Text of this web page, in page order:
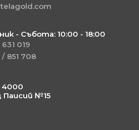
- Събота: 10:00 - 18:00
019
851 708
4000
Паисий №15